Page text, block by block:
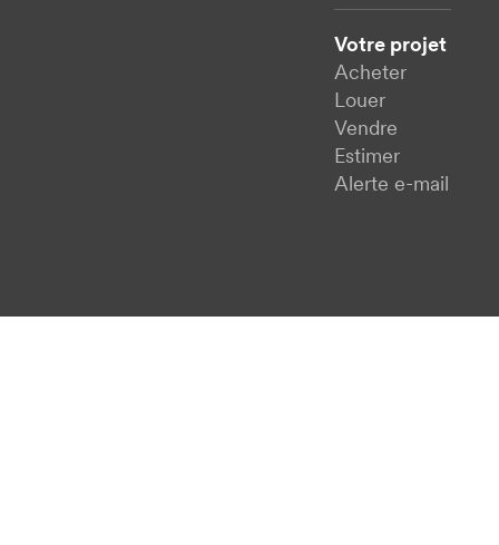
Votre projet
Acheter
Louer
Vendre
Estimer
Alerte e-mail